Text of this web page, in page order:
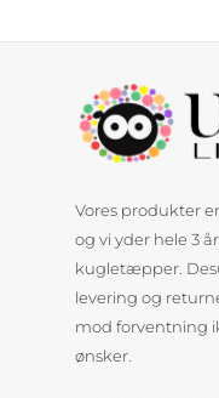
Vores produkter
og vi yder hele 3
kugletæpper.
levering og
mod forventning
ønsker.